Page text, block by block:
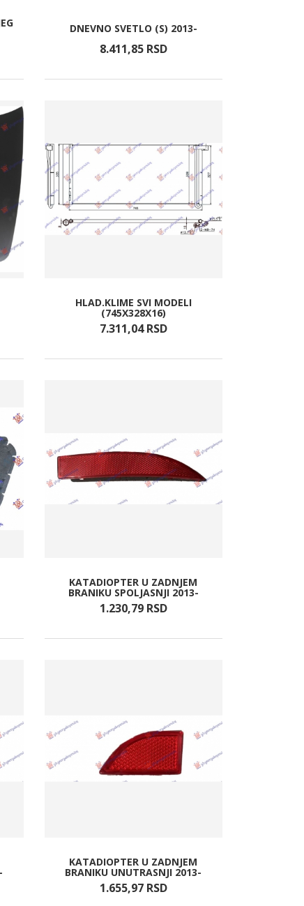
DNEVNO SVETLO (S) 2013-
8.411,85 RSD
HLAD.KLIME SVI MODELI
(745X328X16)
7.311,04 RSD
KATADIOPTER U ZADNJEM
BRANIKU SPOLJASNJI 2013-
1.230,79 RSD
KATADIOPTER U ZADNJEM
BRANIKU UNUTRASNJI 2013-
1.655,97 RSD